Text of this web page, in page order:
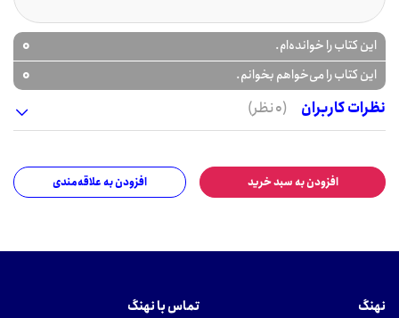
این کتاب را خوانده‌ام. 0
این کتاب را می‌خواهم بخوانم.
0
نظرات کاربران
(0 نظر)
افزودن به سبد خرید افزودن به علاقه‌مندی
نهنگ تماس با نهنگ